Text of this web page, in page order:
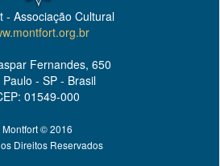
- Associação Cultural
Fernandes, 650
Paulo - SP - Brasil
01549-000
Montfort © 2016
Direitos Reservados